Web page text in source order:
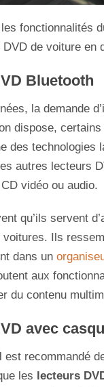
fonctionnalités
de voiture en
Bluetooth
la demande
dispose,
des technologies
autres lecteurs
vidéo ou audio.
qu’ils servent
Ils
dans un
aux
du contenu
avec
est recommandé
les lecteurs